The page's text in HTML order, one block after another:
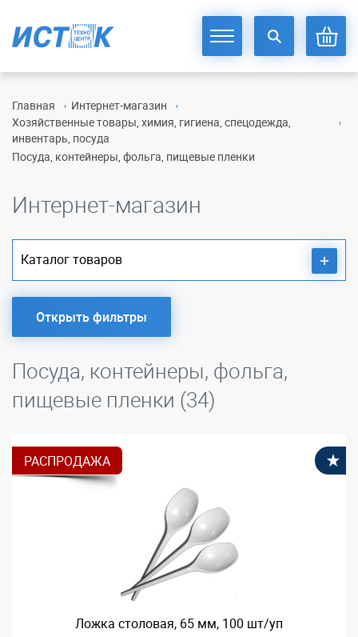
Главная
Интернет-магазин
Хозяйственные товары, химия, гигиена, спецодежда,
инвентарь, посуда
Посуда, контейнеры, фольга, пищевые пленки
Интернет-магазин
Каталог товаров
Открыть фильтры
Посуда, контейнеры, фольга,
пищевые пленки (34)
РАСПРОДАЖА
Ложка столовая, 65 мм, 100 шт/уп